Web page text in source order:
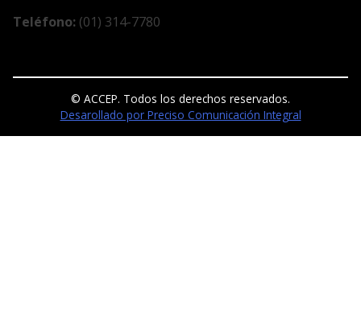
Teléfono: (01) 314-7780
© ACCEP. Todos los derechos reservados.
Desarollado por Preciso Comunicación Integral